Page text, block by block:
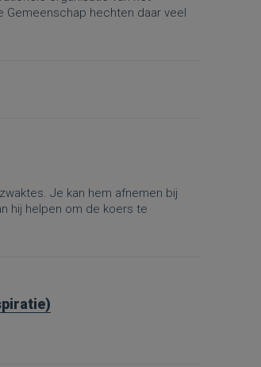
Gemeenschap hechten daar veel
Je kan hem afnemen bij
hij helpen om de koers te